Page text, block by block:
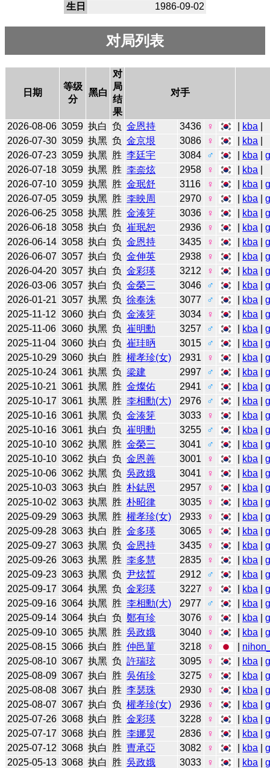
生日
1986-09-02
对局列表
日期
等级
分
黑白
对
局
结
果
对手
2026-08-06 3059 执白 负 金恩持 3436 ♀ kba
2026-07-30 3059 执黑 负 金京垠 3086 ♀ kba
2026-07-23 3059 执黑 胜 李廷宇 3084 ♂ kba |
2026-07-18 3059 执黑 胜 李奈炫 2958 ♀ kba
2026-07-10 3059 执黑 胜 金珉舒 3116 ♀ kba |
2026-07-05 3059 执黑 胜 李映周 2970 ♀ kba |
2026-06-25 3058 执黑 胜 金湊笌 3036 ♀ kba |
2026-06-18 3058 执白 负 崔珉恕 2936 ♀ kba |
2026-06-14 3058 执白 负 金恩持 3435 ♀ kba |
2026-06-07 3057 执白 负 金伸英 2938 ♀ kba |
2026-04-20 3057 执白 负 金彩瑛 3212 ♀ kba |
2026-03-06 3057 执白 负 金榮三 3046 ♂ kba |
2026-01-21 3057 执黑 负 徐奉洙 3077 ♂ kba |
2025-11-12 3060 执白 负 金湊笌 3034 ♀ kba |
2025-11-06 3060 执黑 负 崔明勳 3257 ♂ kba |
2025-11-04 3060 执白 负 崔珪昞 3015 ♂ kba |
2025-10-29 3060 执白 胜 權孝珍(女) 2931 ♀ kba |
2025-10-24 3061 执黑 负 梁建 2997 ♂ kba |
2025-10-21 3061 执黑 胜 金燦佑 2941 ♂ kba |
2025-10-17 3061 执黑 胜 李相勳(大) 2976 ♂ kba |
2025-10-16 3061 执黑 负 金湊笌 3033 ♀ kba |
2025-10-16 3061 执白 负 崔明勳 3255 ♂ kba |
2025-10-10 3062 执黑 胜 金榮三 3041 ♂ kba |
2025-10-10 3062 执白 负 金恩善 3001 ♀ kba |
2025-10-06 3062 执黑 负 吳政娥 3041 ♀ kba |
2025-10-03 3063 执白 胜 朴鋕恩 2957 ♀ kba |
2025-10-02 3063 执黑 胜 朴昭律 3035 ♀ kba |
2025-09-29 3063 执黑 胜 權孝珍(女) 2933 ♀ kba |
2025-09-28 3063 执白 胜 金多瑛 3065 ♀ kba |
2025-09-27 3063 执黑 负 金恩持 3435 ♀ kba |
2025-09-26 3063 执黑 胜 李多慧 2835 ♀ kba |
2025-09-23 3063 执黑 负 尹炫晳 2912 ♂ kba |
2025-09-17 3064 执黑 负 金彩瑛 3227 ♀ kba |
2025-09-16 3064 执黑 胜 李相勳(大) 2977 ♂ kba |
2025-09-14 3064 执白 负 鄭有珍 3076 ♀ kba |
2025-09-10 3065 执黑 胜 吳政娥 3040 ♀ kba |
2025-08-15 3066 执白 胜 仲邑菫 3218 ♀
2025-08-10 3067 执黑 负 許瑞玹 3095 ♀ kba |
2025-08-09 3067 执白 胜 吳侑珍 3275 ♀ kba |
2025-08-08 3067 执白 胜 李瑟珠 2930 ♀ kba |
2025-08-07 3067 执白 负 權孝珍(女) 2936 ♀ kba |
2025-07-26 3068 执白 胜 金彩瑛 3228 ♀ kba |
2025-07-17 3068 执白 胜 李娜炅 2836 ♀ kba |
2025-07-12 3068 执白 胜 曺承亞 3082 ♀ kba |
2025-05-13 3068 执白 胜 吳政娥 3033 ♀ kba |